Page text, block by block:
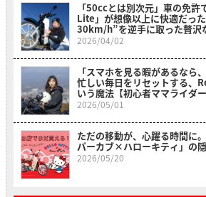
「50ccとは別次元」車の免
Lite」が想像以上に快適だっ
30km/h”を逆手に取った贅沢
レビュー】
2026/04/02
「スマホを見る暇があるなら
忙しい毎日をリセットする、
いう魔法【初心者ママライダー
2026/05/01
ただの移動が、心躍る時間に
パーカブ×ハローキティ」の
2026/05/20